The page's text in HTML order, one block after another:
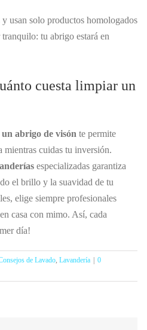
usan solo productos homologados
tu abrigo estará en
cuesta limpiar un
abrigo de visón te permite
mientras cuidas tu inversión.
especializadas garantiza
el brillo y la suavidad de tu
elige siempre profesionales
casa con mimo. Así, cada
día!
de Lavado, Lavandería
0